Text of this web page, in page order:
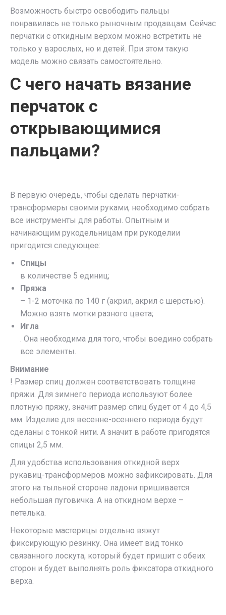
Возможность быстро освободить пальцы
понравилась не только рыночным продавцам. Сейчас
перчатки с откидным верхом можно встретить не
только у взрослых, но и детей. При этом такую
модель можно связать самостоятельно.
С чего начать вязание
перчаток с
открывающимися
пальцами?
В первую очередь, чтобы сделать перчатки-
трансформеры своими руками, необходимо собрать
все инструменты для работы. Опытным и
начинающим рукодельницам при рукоделии
пригодится следующее:
Спицы
в количестве 5 единиц;
Пряжа
– 1-2 моточка по 140 г (акрил, акрил с шерстью).
Можно взять мотки разного цвета;
Игла
. Она необходима для того, чтобы воедино собрать
все элементы.
Внимание
! Размер спиц должен соответствовать толщине
пряжи. Для зимнего периода используют более
плотную пряжу, значит размер спиц будет от 4 до 4,5
мм. Изделие для весенне-осеннего периода будут
сделаны с тонкой нити. А значит в работе пригодятся
спицы 2,5 мм.
Для удобства использования откидной верх
рукавиц-трансформеров можно зафиксировать. Для
этого на тыльной стороне ладони пришивается
небольшая пуговичка. А на откидном верхе –
петелька.
Некоторые мастерицы отдельно вяжут
фиксирующую резинку. Она имеет вид тонко
связанного лоскута, который будет пришит с обеих
сторон и будет выполнять роль фиксатора откидного
верха.